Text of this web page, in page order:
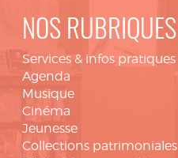
NOS RUBRIQUES
Services & infos pratiques
Agenda
Musique
Cinéma
Jeunesse
Collections patrimoniales